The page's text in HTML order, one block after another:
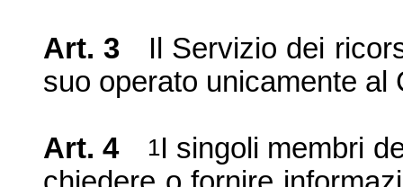
Art. 3
Il Servizio dei
suo operato unicamente al
Art. 4 1I singoli membri